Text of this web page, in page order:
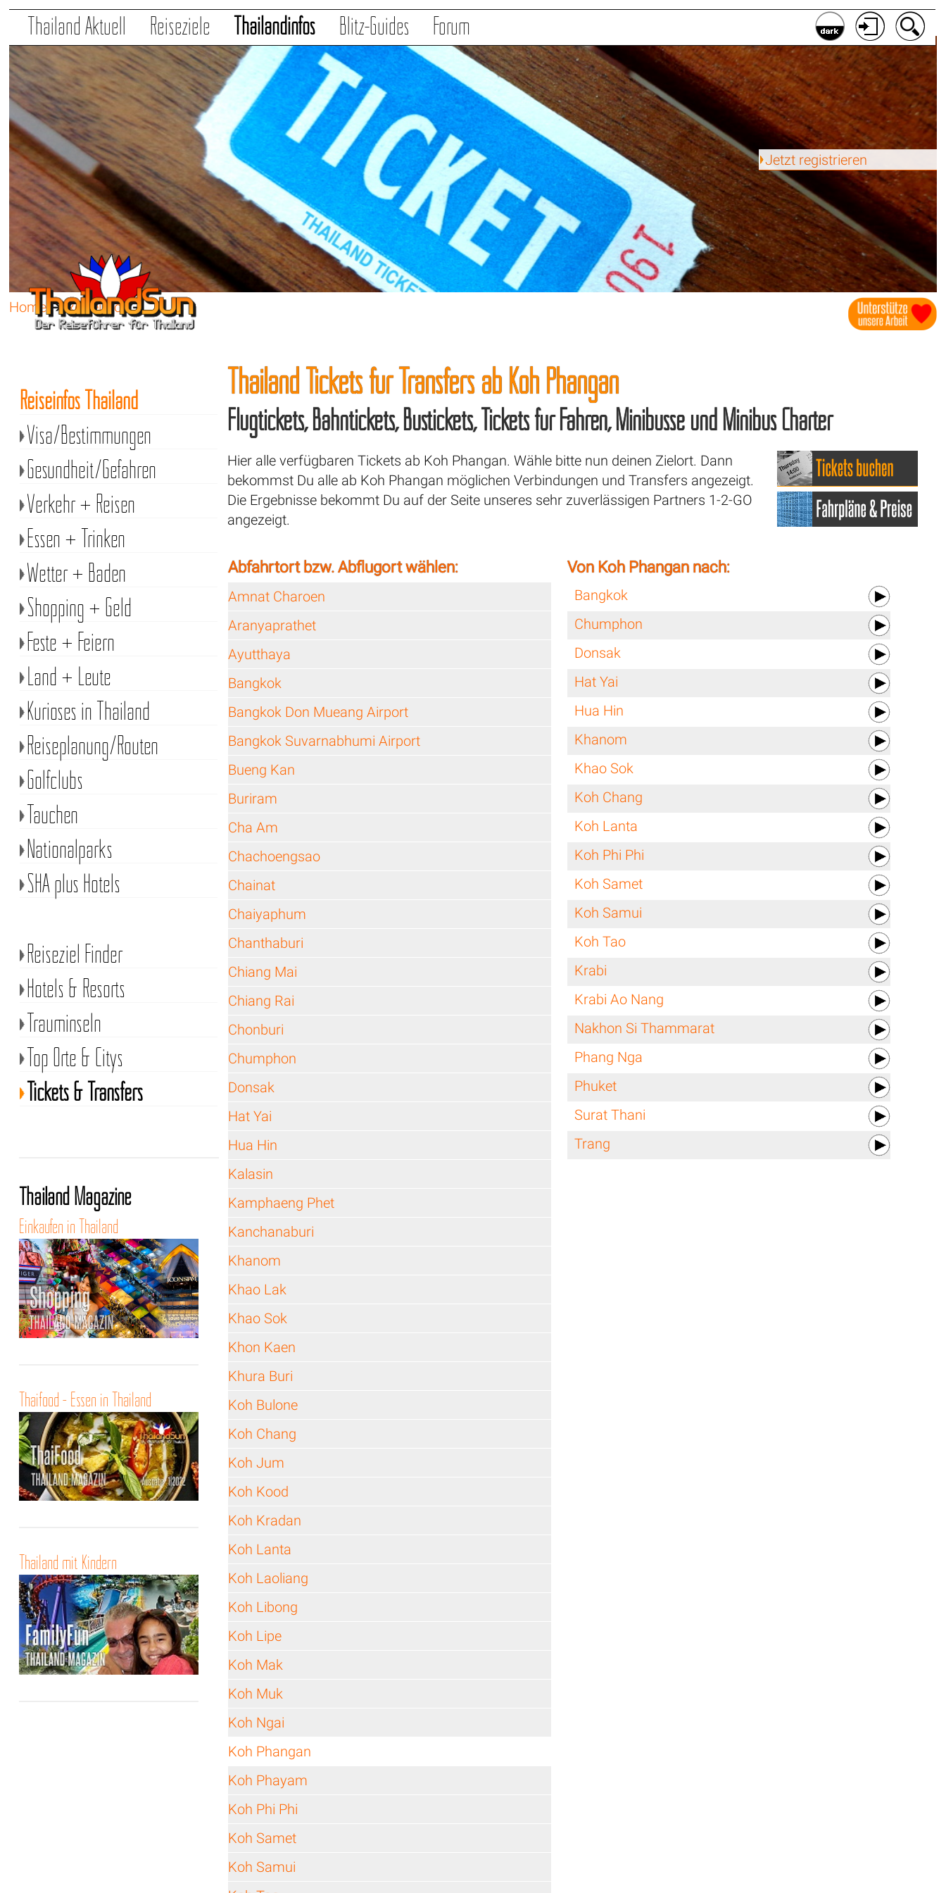
Thailand Aktuell Reiseziele Thailandinfos Blitz-Guides Forum
Jetzt registrieren
Home➔Reiseinfos➔
Thailand Tickets für Transfers abKoh Phangan
Flugtickets, Bahntickets, Bustickets, Tickets für Fähren, Minibusse und Minibus Charter
Hier alle verfügbaren Tickets ab Koh Phangan. Wähle bitte nun deinen Zielort. Dann
bekommst Du alle ab Koh Phangan möglichen Verbindungen und Transfers angezeigt.
Die Ergebnisse bekommt Du auf der Seite unseres sehr zuverlässigen Partners 1-2-GO
angezeigt.
Abfahrtort bzw. Abflugort wählen:
Amnat Charoen
Aranyaprathet
Ayutthaya
Bangkok
Bangkok Don Mueang Airport
Bangkok Suvarnabhumi Airport
Bueng Kan
Buriram
Cha Am
Chachoengsao
Chainat
Chaiyaphum
Chanthaburi
Chiang Mai
Chiang Rai
Chonburi
Chumphon
Donsak
Hat Yai
Hua Hin
Kalasin
Kamphaeng Phet
Kanchanaburi
Khanom
Khao Lak
Khao Sok
Khon Kaen
Khura Buri
Koh Bulone
Koh Chang
Koh Jum
Koh Kood
Koh Kradan
Koh Lanta
Koh Laoliang
Koh Libong
Koh Lipe
Koh Mak
Koh Muk
Koh Ngai
Koh Phangan
Koh Phayam
Koh Phi Phi
Koh Samet
Koh Samui
Von Koh Phangan nach:
Bangkok
Chumphon
Donsak
Hat Yai
Hua Hin
Khanom
Khao Sok
Koh Chang
Koh Lanta
Koh Phi Phi
Koh Samet
Koh Samui
Koh Tao
Krabi
Krabi Ao Nang
Nakhon Si Thammarat
Phang Nga
Phuket
Surat Thani
Trang
Reiseinfos Thailand
Visa/Bestimmungen
Gesundheit/Gefahren
Verkehr + Reisen
Essen + Trinken
Wetter + Baden
Shopping + Geld
Feste + Feiern
Land + Leute
Kurioses in Thailand
Reiseplanung/Routen
Golfclubs
Tauchen
Nationalparks
SHA plus Hotels
Reiseziel Finder
Hotels & Resorts
Trauminseln
Top Orte & Citys
Tickets & Transfers
Thailand Magazine
Einkaufen in Thailand
Thaifood - Essen in Thailand
Thailand mit Kindern